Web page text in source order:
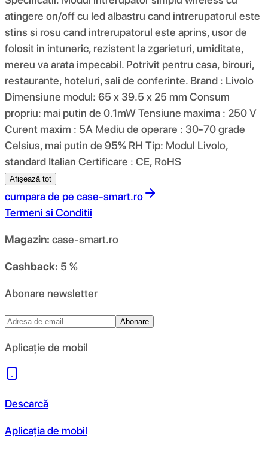
atingere on/off cu led albastru cand intrerupatorul este
stins si rosu cand intrerupatorul este aprins, usor de
folosit in intuneric, rezistent la zgarieturi, umiditate,
mereu va arata impecabil. Potrivit pentru casa, birouri,
restaurante, hoteluri, sali de conferinte. Brand : Livolo
Dimensiune modul: 65 x 39.5 x 25 mm Consum
propriu: mai putin de 0.1mW Tensiune maxima : 250 V
Curent maxim : 5A Mediu de operare : 30-70 grade
Celsius, mai putin de 95% RH Tip: Modul Livolo,
standard Italian Certificare : CE, RoHS
Afișează tot
cumpara de pe case-smart.ro
Termeni si Conditii
Magazin: case-smart.ro
Cashback: 5 %
Abonare newsletter
Abonare
Aplicație de mobil
Descarcă
Aplicația de mobil